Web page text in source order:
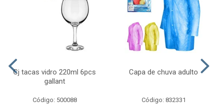
Cj tacas vidro 220ml 6pcs
gallant
Código: 500088
Capa de chuva adulto
Código: 832331